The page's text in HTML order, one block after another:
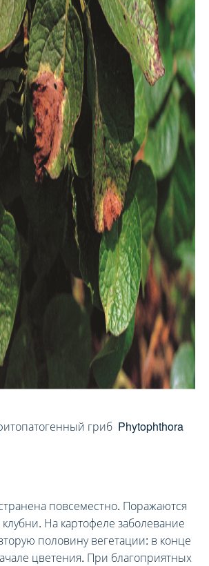
гриб Phytophthora
повсеместно. Поражаются
На картофеле заболевание
половину вегетации: в конце
цветения. При благоприятных